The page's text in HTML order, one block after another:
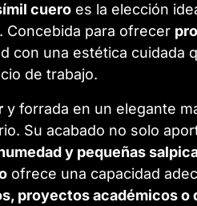
cuero es la elección
Concebida para ofrecer
con una estética cuidada
de trabajo.
y forrada en un elegante
Su acabado no solo
y pequeñas
ofrece una capacidad
proyectos académicos o